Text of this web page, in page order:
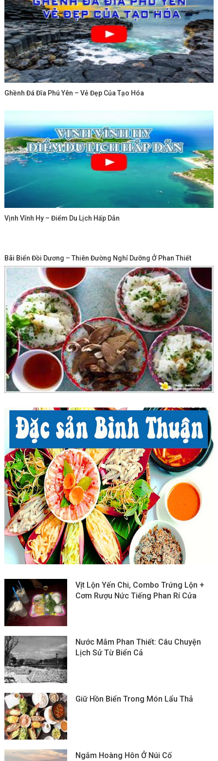
Ghềnh Đá Đĩa Phú Yên – Vẻ Đẹp Của Tạo Hóa
Vịnh Vĩnh Hy – Điểm Du Lịch Hấp Dẫn
Bãi Biển Đồi Dương – Thiên Đường Nghỉ Dưỡng Ở Phan Thiết
Vịt Lộn Yến Chi, Combo Trứng Lộn +
Cơm Rượu Nức Tiếng Phan Rí Cửa
Nước Mắm Phan Thiết: Câu Chuyện
Lịch Sử Từ Biển Cả
Giữ Hồn Biển Trong Món Lẩu Thả
Ngắm Hoàng Hôn Ở Núi Cố